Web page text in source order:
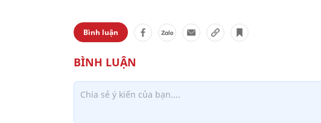
Bình luận